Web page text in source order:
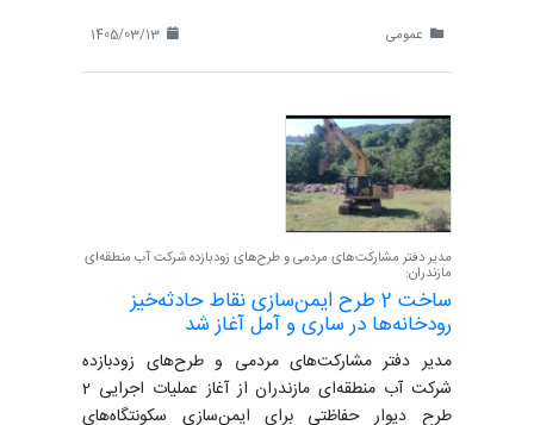
عمومی
مدیر دفتر مشارکت‌های مردمی و طرح‌های زودبازده شرکت آب منطقه‌ای
مازندران:
ساخت 2 طرح ایمن‌سازی نقاط حادثه‌خیز
رودخانه‌ها در ساری و آمل آغاز شد
مدیر دفتر مشارکت‌های مردمی و طرح‌های زودبازده
شرکت آب منطقه‌ای مازندران از آغاز عملیات اجرایی 2
طرح دیوار حفاظتی برای ایمن‌سازی سکونتگاه‌های